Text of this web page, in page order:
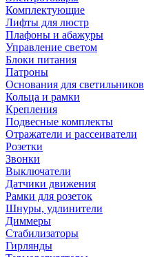
Комплектующие
Лифты для люстр
Плафоны и абажуры
Управление светом
Блоки питания
Патроны
Основания для светильников
Кольца и рамки
Крепления
Подвесные комплекты
Отражатели и рассеиватели
Розетки
Звонки
Выключатели
Датчики движения
Рамки для розеток
Шнуры, удлинители
Диммеры
Стабилизаторы
Гирлянды